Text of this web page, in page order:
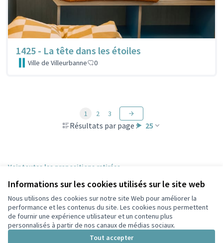
Informations sur les cookies utilisés sur le site web
Nous utilisons des cookies sur notre site Web pour améliorer la
performance et les contenus du site. Les cookies nous permettent
de fournir une expérience utilisateur et un contenu plus
personnalisés à partir de nos canaux de médias sociaux.
Tout accepter
1425 - La tête dans les étoiles
Ville de Villeurbanne 0
Résultats par page : 25
1 2 3
Voir toutes les propositions retirées
Conditions d'utilisation
Paramètres des cookies
Participez Villeurbanne sur X
(Lien externe)
Participez Villeurbanne sur Facebook
Participez Villeurbanne sur Instagram
Participez Villeurbanne sur YouTube
(Lien externe)